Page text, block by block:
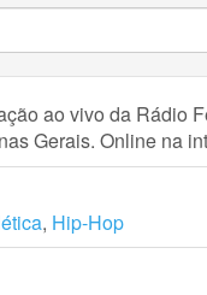
ao vivo da Rádio
Gerais. Online na
, Hip-Hop